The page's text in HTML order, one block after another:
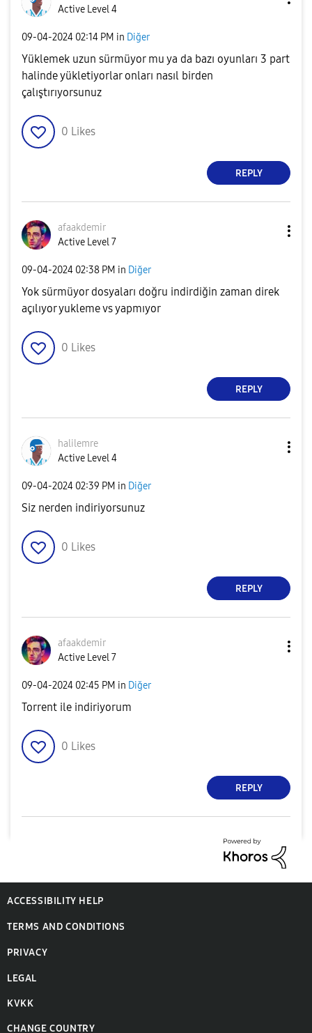
Active Level 4
‎09-04-2024 02:14 PM in Diğer
Yüklemek uzun sürmüyor mu ya da bazı oyunları 3 part
halinde yükletiyorlar onları nasıl birden
çalıştırıyorsunuz
0 Likes
REPLY
afaakdemir
Active Level 7
‎09-04-2024 02:38 PM in Diğer
Yok sürmüyor dosyaları doğru indirdiğin zaman direk
açılıyor yukleme vs yapmıyor
0 Likes
REPLY
halilemre
Active Level 4
‎09-04-2024 02:39 PM in Diğer
Siz nerden indiriyorsunuz
0 Likes
REPLY
afaakdemir
Active Level 7
‎09-04-2024 02:45 PM in Diğer
Torrent ile indiriyorum
0 Likes
REPLY
ACCESSIBILITY HELP
TERMS AND CONDITIONS
PRIVACY
LEGAL
KVKK
CHANGE COUNTRY